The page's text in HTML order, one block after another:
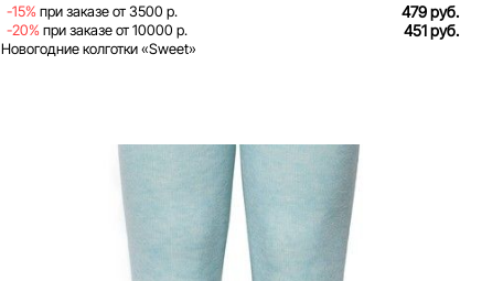
-15%при заказе от 3500 р. 479 руб.
-20%при заказе от 10000 р. 451 руб.
Новогодние колготки «Sweet»